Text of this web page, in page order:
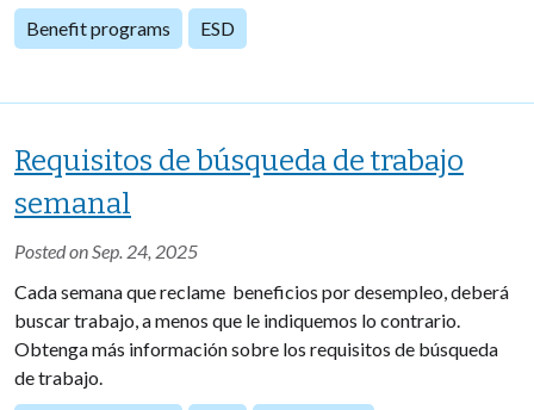
Benefit programs ESD
Requisitos de búsqueda de trabajo
semanal
Posted on Sep. 24, 2025
Cada semana que reclame beneficios por desempleo, deberá
buscar trabajo, a menos que le indiquemos lo contrario.
Obtenga más información sobre los requisitos de búsqueda
de trabajo.